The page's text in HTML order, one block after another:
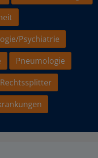
Psychiatrie
Pneumologie
Rechtssplitter